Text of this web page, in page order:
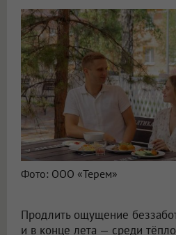
Фото: ООО «Терем»
Продлить ощущение
и в конце лета — среди